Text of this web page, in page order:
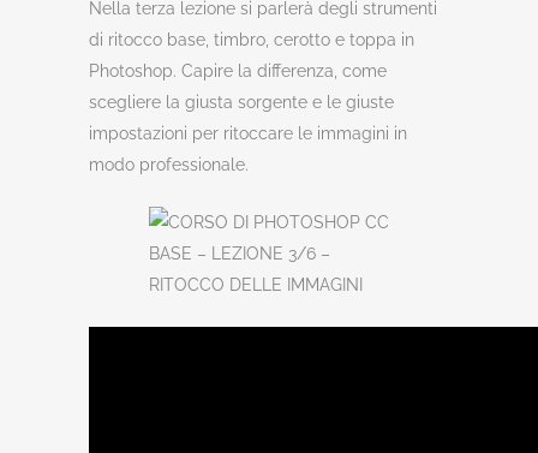
Nella terza lezione si parlerà degli strumenti
di ritocco base, timbro, cerotto e toppa in
Photoshop. Capire la differenza, come
scegliere la giusta sorgente e le giuste
impostazioni per ritoccare le immagini in
modo professionale.